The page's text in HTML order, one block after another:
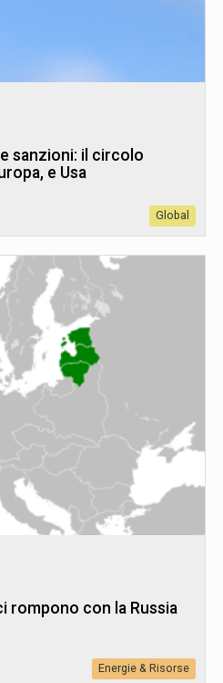
sanzioni: il circolo
e Usa
Global
rompono con la Russia
Energie & Risorse